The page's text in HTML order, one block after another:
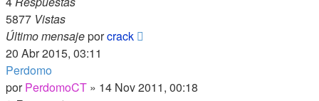
5877 Vistas
Último mensajeporcrack
20 Abr 2015, 03:11
Perdomo
porPerdomoCT » 14 Nov 2011, 00:18